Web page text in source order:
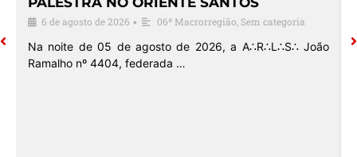
6 de agosto de 2026 • 06ª Macrorregião Sem categoria
Na noite de 05 de agosto de 2026, a A∴R∴L∴S∴ João
Ramalho nº 4404, federada …